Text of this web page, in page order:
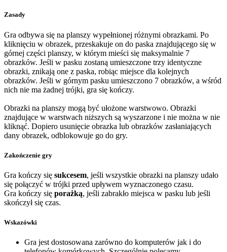
Zasady
Gra odbywa się na planszy wypełnionej różnymi obrazkami. Po
kliknięciu w obrazek, przeskakuje on do paska znajdującego się w
górnej części planszy, w którym mieści się maksymalnie 7
obrazków. Jeśli w pasku zostaną umieszczone trzy identyczne
obrazki, znikają one z paska, robiąc miejsce dla kolejnych
obrazków. Jeśli w górnym pasku umieszczono 7 obrazków, a wśród
nich nie ma żadnej trójki, gra się kończy.
Obrazki na planszy mogą być ułożone warstwowo. Obrazki
znajdujące w warstwach niższych są wyszarzone i nie można w nie
kliknąć. Dopiero usunięcie obrazka lub obrazków zasłaniających
dany obrazek, odblokowuje go do gry.
Zakończenie gry
Gra kończy się sukcesem, jeśli wszystkie obrazki na planszy udało
się połączyć w trójki przed upływem wyznaczonego czasu.
Gra kończy się porażką, jeśli zabrakło miejsca w pasku lub jeśli
skończył się czas.
Wskazówki
Gra jest dostosowana zarówno do komputerów jak i do